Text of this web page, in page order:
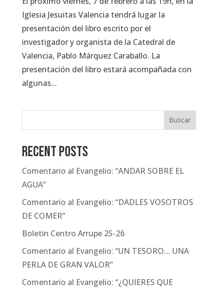
Iglesia Jesuitas Valencia tendrá lugar la
presentación del libro escrito por el
investigador y organista de la Catedral de
Valencia, Pablo Márquez Caraballo. La
presentación del libro estará acompañada con
algunas...
Buscar
Recent Posts
Comentario al Evangelio: “ANDAR SOBRE EL
AGUA”
Comentario al Evangelio: “DADLES VOSOTROS
DE COMER”
Boletín Centro Arrupe 25-26
Comentario al Evangelio: “UN TESORO… UNA
PERLA DE GRAN VALOR”
Comentario al Evangelio: “¿QUIERES QUE